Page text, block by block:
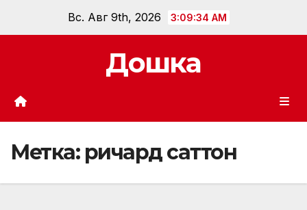
Вс. Авг 9th, 2026 3:09:35 AM
Дошка
Метка: ричард саттон